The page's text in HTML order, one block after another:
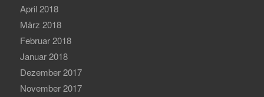
April 2018
März 2018
Februar 2018
Januar 2018
Dezember 2017
November 2017